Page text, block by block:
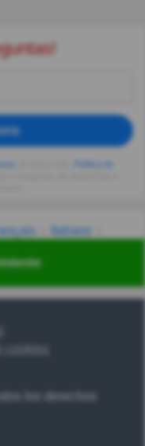
Italiano
어 汉语
los derechos